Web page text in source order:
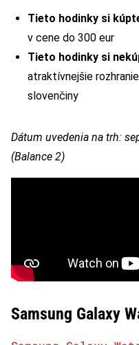
Tieto hodinky si
v cene do 300 eur
Tieto hodinky si
atraktívnejšie
slovenčiny
Dátum uvedenia na trh:
(Balance 2)
Samsung Galaxy